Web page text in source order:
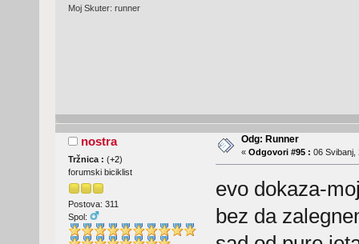
Moj Skuter: runner
nostra
Tržnica : (+2)
forumski biciklist
Postova: 311
Spol:
Odg: Runner
« Odgovori #95 : 06 Svibanj,
evo dokaza-
bez da